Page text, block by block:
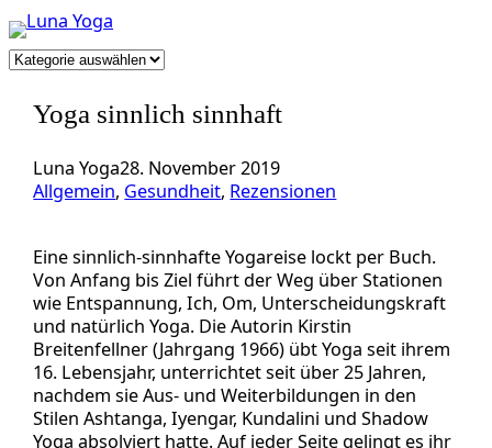
Kategorien
Yoga sinnlich sinnhaft
Luna Yoga28. November 2019
Allgemein, Gesundheit, Rezensionen
Eine sinnlich-sinnhafte Yogareise lockt per Buch.
Von Anfang bis Ziel führt der Weg über Stationen
wie Entspannung, Ich, Om, Unterscheidungskraft
und natürlich Yoga. Die Autorin Kirstin
Breitenfellner (Jahrgang 1966) übt Yoga seit ihrem
16. Lebensjahr, unterrichtet seit über 25 Jahren,
nachdem sie Aus- und Weiterbildungen in den
Stilen Ashtanga, Iyengar, Kundalini und Shadow
Yoga absolviert hatte. Auf jeder Seite gelingt es ihr